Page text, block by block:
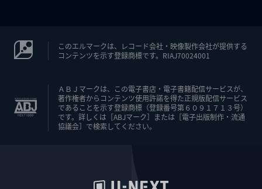
このエルマークは、レコード会社・映像製作会社が提供する
コンテンツを示す登録商標です。RIAJ70024001
ＡＢＪマークは、この電子書店・電子書籍配信サービスが、
著作権者からコンテンツ使用許諾を得た正規版配信サービス
であることを示す登録商標（登録番号第６０９１７１３号）
です。詳しくは［ABJマーク］または［電子出版制作・流通
協議会］で検索してください。